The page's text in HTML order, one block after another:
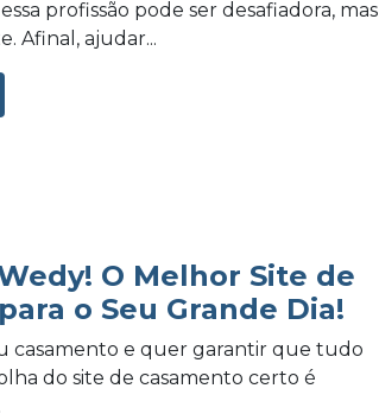
profissão pode ser desafiadora, mas
Afinal, ajudar...
O Melhor Site de
o Seu Grande Dia!
casamento e quer garantir que tudo
do site de casamento certo é